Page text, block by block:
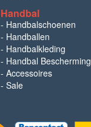
Handbal
- Handbalschoenen
- Handballen
- Handbalkleding
- Handbal Bescherming
- Accessoires
- Sale